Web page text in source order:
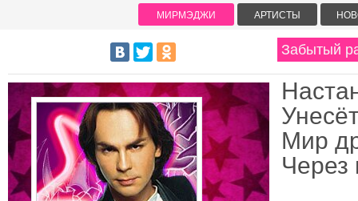
Забытый
Мир
Через
МИРМЭДЖИ АРТИСТЫ